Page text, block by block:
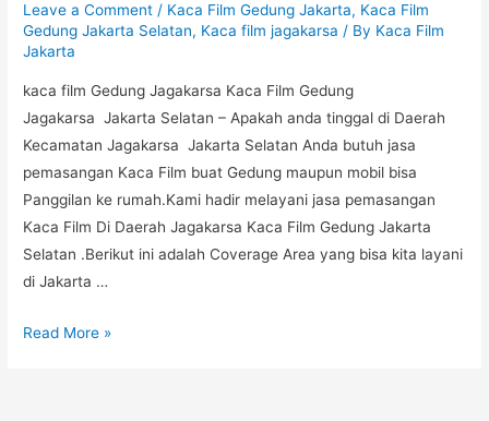
Baru
Jakarta
Leave a Comment / Kaca Film Gedung Jakarta, Kaca Film
Gedung Jakarta Selatan, Kaca film jagakarsa / By Kaca Film
Jakarta
kaca film Gedung Jagakarsa Kaca Film Gedung
Jagakarsa Jakarta Selatan – Apakah anda tinggal di Daerah
Kecamatan Jagakarsa Jakarta Selatan Anda butuh jasa
pemasangan Kaca Film buat Gedung maupun mobil bisa
Panggilan ke rumah.Kami hadir melayani jasa pemasangan
Kaca Film Di Daerah Jagakarsa Kaca Film Gedung Jakarta
Selatan .Berikut ini adalah Coverage Area yang bisa kita layani
di Jakarta …
Rekomendasi
Read More »